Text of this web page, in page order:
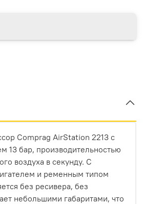
Comprag AirStation 2213 с
13 бар, производительностью
воздуха в секунду. С
и ременным типом
без ресивера, без
небольшими габаритами, что